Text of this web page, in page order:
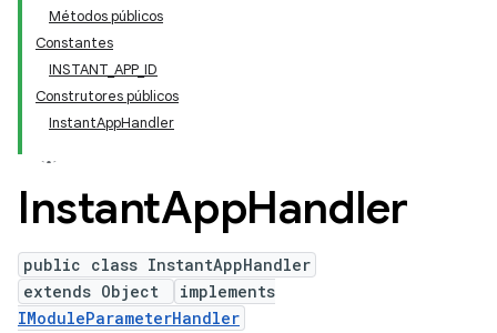
Métodos públicos
Constantes
INSTANT_APP_ID
Construtores públicos
InstantAppHandler
InstantAppHandler
public class InstantAppHandler
extends Object
implements
IModuleParameterHandler